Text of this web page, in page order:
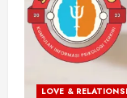
LOVE &